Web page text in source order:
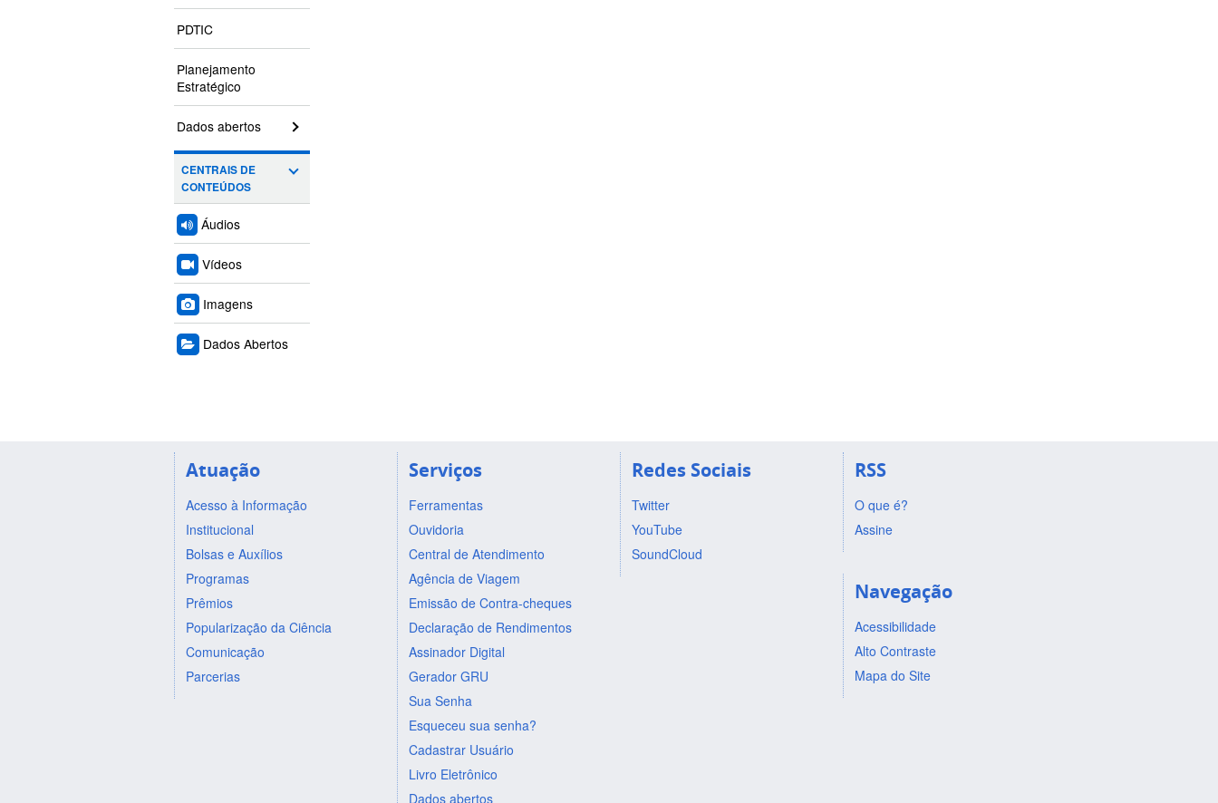
PDTIC
Planejamento
Estratégico
Dados abertos
CENTRAIS DE
CONTEÚDOS
Áudios
Vídeos
Imagens
Dados Abertos
Atuação
Acesso à Informação
Institucional
Bolsas e Auxílios
Programas
Prêmios
Popularização da Ciência
Comunicação
Parcerias
Serviços
Ferramentas
Ouvidoria
Central de Atendimento
Agência de Viagem
Emissão de Contra-cheques
Declaração de Rendimentos
Assinador Digital
Gerador GRU
Sua Senha
Esqueceu sua senha?
Cadastrar Usuário
Livro Eletrônico
Dados abertos
Redes Sociais
Twitter
YouTube
SoundCloud
RSS
O que é?
Assine
Navegação
Acessibilidade
Alto Contraste
Mapa do Site